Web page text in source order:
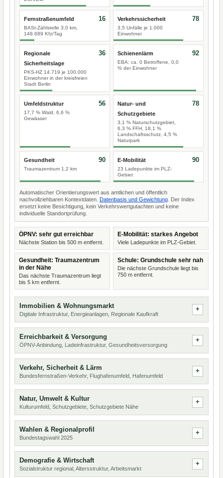
Fernstraßenumfeld
BASt-Zählstelle 3,0 km,
148.689 Kfz/Tag
16 Verkehrssicherheit
3,5 Unfälle je 1.000
Einwohner
78
Regionale
Sicherheitslage
PKS-HZ 14.719 je 100.000
Einwohner in der kreisfreien
Stadt Berlin
36 Schienenlärm
EBA: ca. 0 Betroffene, 0,0
% der Einwohner
92
Umfeldstruktur
17,7 % Wald, 6,6 %
Gewässer
56
Natur- und
Schutzgebiete
3,1 % Naturschutzgebiet,
6,3 % FFH, 18,1 %
Landschaftsschutz, 4,5 %
Naturpark
78
Gesundheit
Traumazentrum 1,2 km
90 E-Mobilität
23 Ladepunkte im PLZ-
Gebiet
90
Automatischer Orientierungswert aus amtlichen und öffentlich
nachvollziehbaren Kontextdaten. Datenbasis und Gewichtung . Der Index
ersetzt keine Besichtigung, kein Verkehrswertgutachten und keine
individuelle Standortprüfung.
ÖPNV: sehr gut erreichbar
Nächste Station bis 500 m entfernt.
E-Mobilität: starkes Angebot
Viele Ladepunkte im PLZ-Gebiet.
Gesundheit: Traumazentrum
in der Nähe
Das nächste Traumazentrum liegt
bis 5 km entfernt.
Schule: Grundschule sehr nah
Die nächste Grundschule liegt bis
750 m entfernt.
Immobilien & Wohnungsmarkt
Digitale Infrastruktur, Energieanlagen, Regionale Kaufkraft
Erreichbarkeit & Versorgung
ÖPNV-Anbindung, Ladeinfrastruktur, Gesundheitsversorgung
Verkehr, Sicherheit & Lärm
Bundesfernstraßen-Verkehr, Flughafenumfeld, Hafenumfeld
Natur, Umwelt & Kultur
Kulturumfeld, Schutzgebiete, Schutzgebiete Nähe
Wahlen & Regionalprofil
Bundestagswahl 2025
Demografie & Wirtschaft
Sozialstruktur regional, Altersstruktur, Arbeitsmarkt